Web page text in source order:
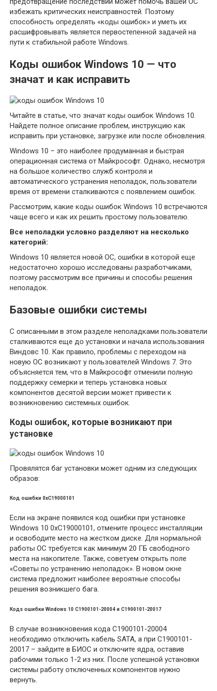
избежать критических неисправностей. Поэтому
способность определять «коды ошибок» и уметь их
расшифровывать является первостепенной задачей на
пути к стабильной работе Windows.
Коды ошибок Windows 10 — что
значат и как исправить
Читайте в статье, что значат коды ошибок Windows 10.
Найдете полное описание проблем, инструкцию как
исправить при установке, загрузке или после обновления.
Windows 10 – это наиболее продуманная и быстрая
операционная система от Майкрософт. Однако, несмотря
на большое количество служб контроля и
автоматического устранения неполадок, пользователи
время от времени сталкиваются с появлением ошибок.
Рассмотрим, какие коды ошибок Windows 10 встречаются
чаще всего и как их решить простому пользователю.
Все неполадки условно разделяют на несколько
категорий:
Windows 10 является новой ОС, ошибки в которой еще
недостаточно хорошо исследованы разработчиками,
поэтому рассмотрим все причины и способы решения
неполадок.
Базовые ошибки системы
С описанными в этом разделе неполадками пользователи
сталкиваются еще до установки и начала использования
Виндовс 10. Как правило, проблемы с переходом на
новую ОС возникают у пользователей Windows 7. Это
объясняется тем, что в Майкрософт отменили полную
поддержку семерки и теперь установка новых
компонентов десятой версии может привести к
возникновению системных ошибок.
Коды ошибок, которые возникают при
установке
Провялятся баг установки может одним из следующих
образов:
Код ошибки 0xC19000101
Если на экране появился код ошибки при установке
Windows 10 0xC19000101, отмените процесс инсталляции
и освободите место на жестком диске. Для нормальной
работы ОС требуется как минимум 20 ГБ свободного
места на накопителе. Также, советуем открыть поле
«Советы по устранению неполадок». В новом окне
система предложит наиболее вероятные способы
решения возникшего бага.
Кодs ошибки Windows 10 C1900101-20004 и C1900101-20017
В случае возникновения кода C1900101-20004
необходимо отключить кабель SATA, а при C1900101-
20017 – зайдите в БИОС и отключите ядра, оставив
рабочими только 1-2 из них. После успешной установки
системы работу отключенных компонентов нужно
вернуть.